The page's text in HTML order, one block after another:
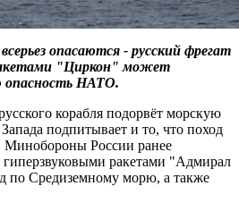
опасаются - русский фрегат
"Циркон" может
опасность НАТО.
корабля подорвёт морскую
подпитывает и то, что поход
Минобороны России ранее
ракетами "Адмирал
по Средиземному морю, а также